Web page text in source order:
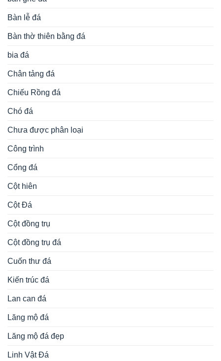
Bàn lễ đá
Bàn thờ thiên bằng đá
bia đá
Chân tảng đá
Chiếu Rồng đá
Chó đá
Chưa được phân loại
Công trình
Cổng đá
Cột hiên
Cột Đá
Cột đồng trụ
Cột đồng trụ đá
Cuốn thư đá
Kiến trúc đá
Lan can đá
Lăng mộ đá
Lăng mộ đá đẹp
Linh Vật Đá